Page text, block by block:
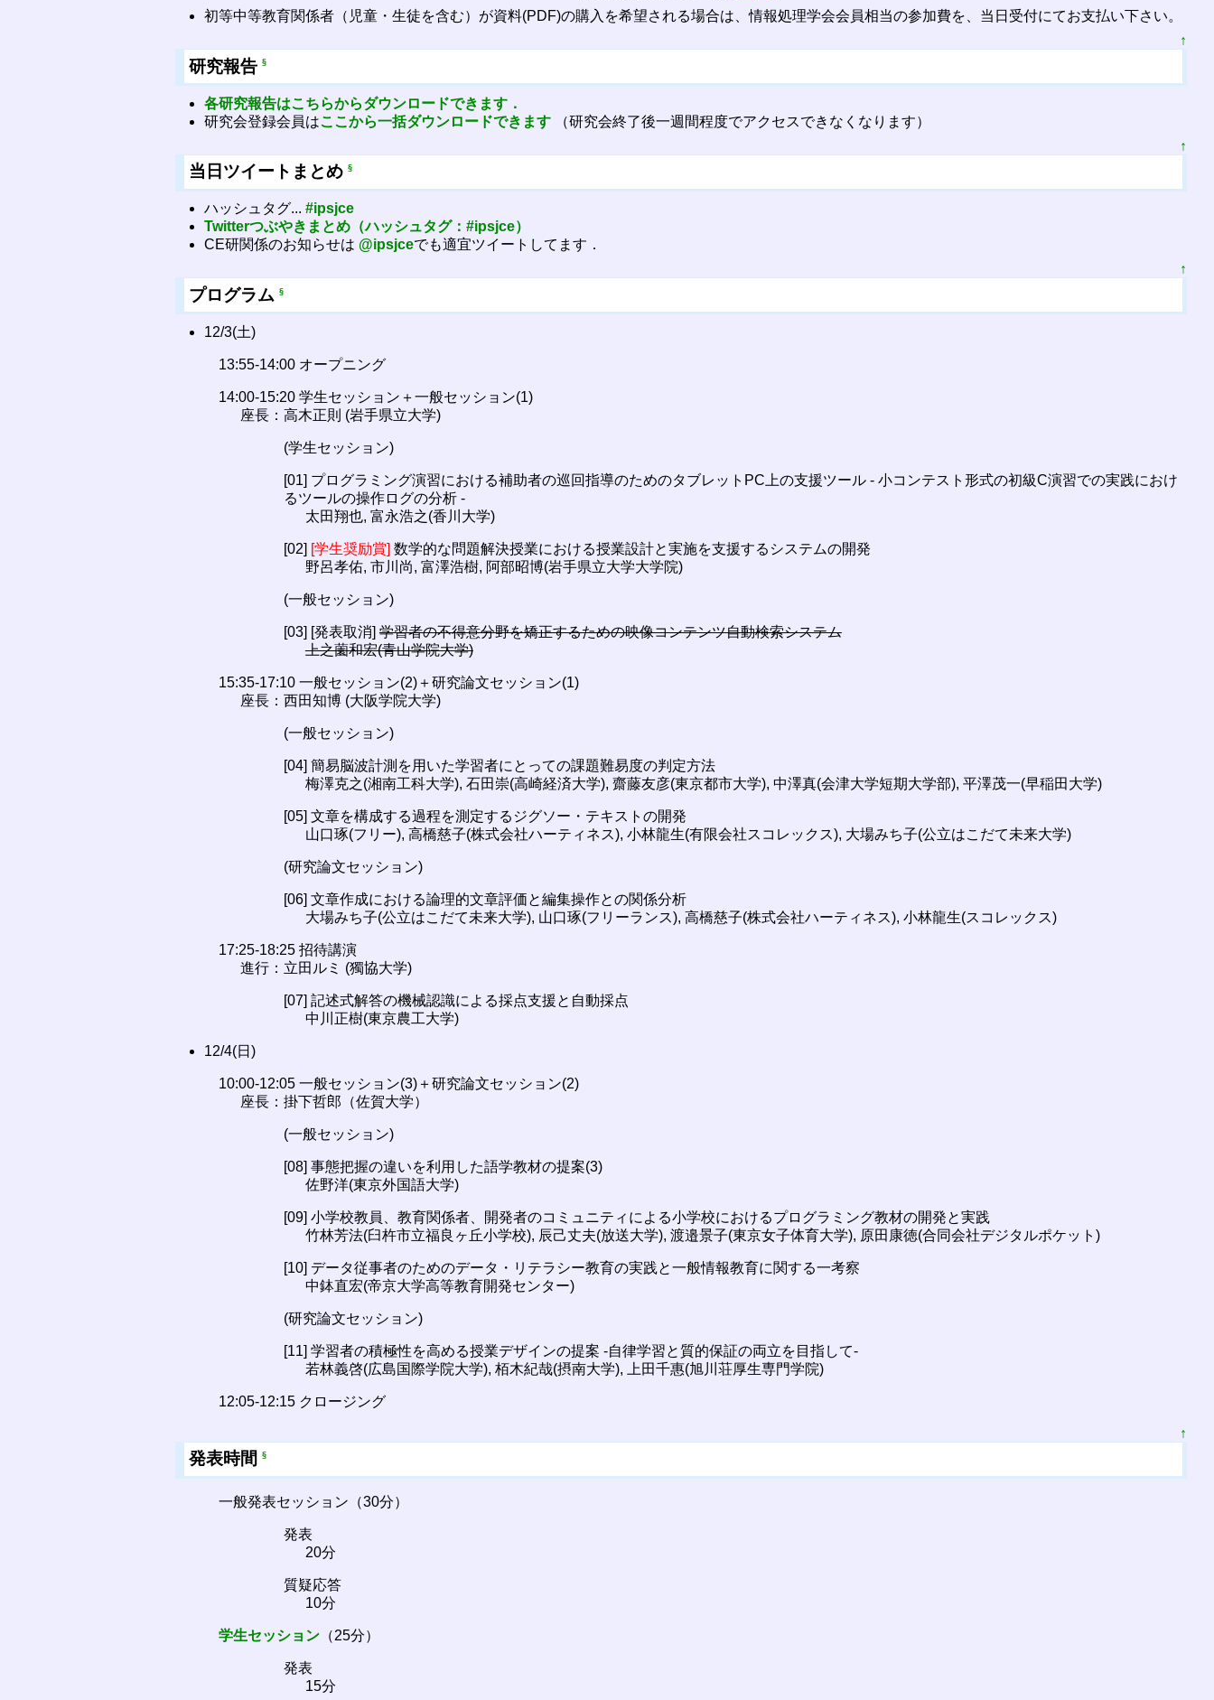
初等中等教育関係者（児童・生徒を含む）が資料(PDF)の購入を希望される場合は、情報処理学会会員相当の参加費を、当日受付にてお支払い下さい。
↑
研究報告§
各研究報告はこちらからダウンロードできます．
研究会登録会員はここから一括ダウンロードできます（研究会終了後一週間程度でアクセスできなくなります）
↑
当日ツイートまとめ§
ハッシュタグ... #ipsjce
Twitterつぶやきまとめ（ハッシュタグ：#ipsjce）
CE研関係のお知らせは @ipsjceでも適宜ツイートしてます．
↑
プログラム§
12/3(土)
13:55-14:00 オープニング
14:00-15:20 学生セッション＋一般セッション(1)
座長：高木正則 (岩手県立大学)
(学生セッション)
[01] プログラミング演習における補助者の巡回指導のためのタブレットPC上の支援ツール - 小コンテスト形式の初級C演習での実践におけ
るツールの操作ログの分析 -
太田翔也, 富永浩之(香川大学)
[02] [学生奨励賞] 数学的な問題解決授業における授業設計と実施を支援するシステムの開発
野呂孝佑, 市川尚, 富澤浩樹, 阿部昭博(岩手県立大学大学院)
(一般セッション)
[03] [発表取消]学習者の不得意分野を矯正するための映像コンテンツ自動検索システム
上之薗和宏(青山学院大学)
15:35-17:10 一般セッション(2)＋研究論文セッション(1)
座長：西田知博 (大阪学院大学)
(一般セッション)
[04] 簡易脳波計測を用いた学習者にとっての課題難易度の判定方法
梅澤克之(湘南工科大学), 石田崇(高崎経済大学), 齋藤友彦(東京都市大学), 中澤真(会津大学短期大学部), 平澤茂一(早稲田大学)
[05] 文章を構成する過程を測定するジグソー・テキストの開発
山口琢(フリー), 高橋慈子(株式会社ハーティネス), 小林龍生(有限会社スコレックス), 大場みち子(公立はこだて未来大学)
(研究論文セッション)
[06] 文章作成における論理的文章評価と編集操作との関係分析
大場みち子(公立はこだて未来大学), 山口琢(フリーランス), 高橋慈子(株式会社ハーティネス), 小林龍生(スコレックス)
17:25-18:25 招待講演
進行：立田ルミ (獨協大学)
[07] 記述式解答の機械認識による採点支援と自動採点
中川正樹(東京農工大学)
12/4(日)
10:00-12:05 一般セッション(3)＋研究論文セッション(2)
座長：掛下哲郎（佐賀大学）
(一般セッション)
[08] 事態把握の違いを利用した語学教材の提案(3)
佐野洋(東京外国語大学)
[09] 小学校教員、教育関係者、開発者のコミュニティによる小学校におけるプログラミング教材の開発と実践
竹林芳法(臼杵市立福良ヶ丘小学校), 辰己丈夫(放送大学), 渡邉景子(東京女子体育大学), 原田康徳(合同会社デジタルポケット)
[10] データ従事者のためのデータ・リテラシー教育の実践と一般情報教育に関する一考察
中鉢直宏(帝京大学高等教育開発センター)
(研究論文セッション)
[11] 学習者の積極性を高める授業デザインの提案 -自律学習と質的保証の両立を目指して-
若林義啓(広島国際学院大学), 栢木紀哉(摂南大学), 上田千惠(旭川荘厚生専門学院)
12:05-12:15 クロージング
↑
発表時間§
一般発表セッション（30分）
発表
20分
質疑応答
10分
学生セッション（25分）
発表
15分